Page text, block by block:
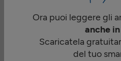
Anche su
Iscriviti
o inquadra
Ora puoi leggere gli
anche
Scaricatela
del tuo